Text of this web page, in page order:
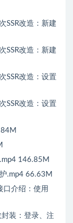
SSR改造：新建
SSR改造：新建
SSR改造：设置
SSR改造：设置
146.85M
.mp4 66.63M
介绍：使用
装：登录、注